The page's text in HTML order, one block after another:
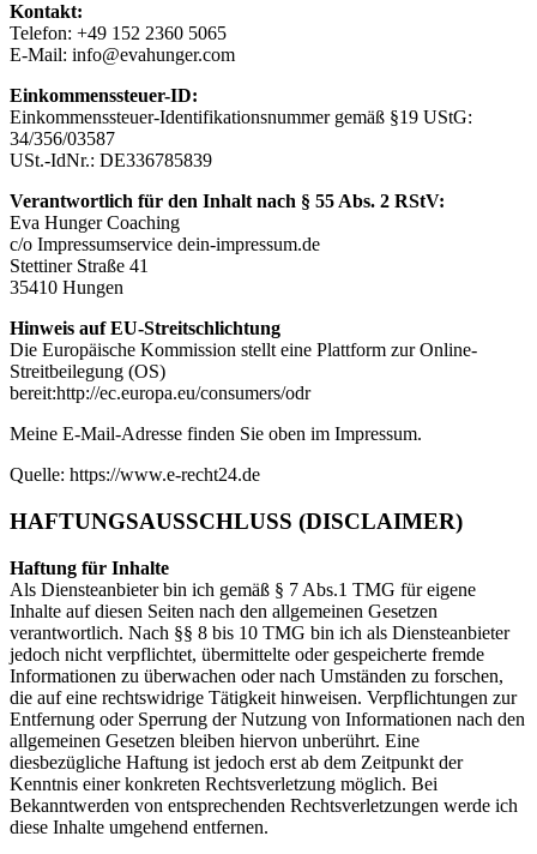
Kontakt:
Telefon: +49 152 2360 5065
E-Mail: info@evahunger.com
Einkommenssteuer-ID:
Einkommenssteuer-Identifikationsnummer gemäß §19 UStG:
34/356/03587
USt.-IdNr.: DE336785839
Verantwortlich für den Inhalt nach § 55 Abs. 2 RStV:
Eva Hunger Coaching
c/o Impressumservice dein-impressum.de
Stettiner Straße 41
35410 Hungen
Hinweis auf EU-Streitschlichtung
Die Europäische Kommission stellt eine Plattform zur Online-
Streitbeilegung (OS)
bereit:http://ec.europa.eu/consumers/odr
Meine E-Mail-Adresse finden Sie oben im Impressum.
Quelle: https://www.e-recht24.de
HAFTUNGS­AUSSCHLUSS (DISCLAIMER)
Haftung für Inhalte
Als Diensteanbieter bin ich gemäß § 7 Abs.1 TMG für eigene
Inhalte auf diesen Seiten nach den allgemeinen Gesetzen
verantwortlich. Nach §§ 8 bis 10 TMG bin ich als Diensteanbieter
jedoch nicht verpflichtet, übermittelte oder gespeicherte fremde
Informationen zu überwachen oder nach Umständen zu forschen,
die auf eine rechtswidrige Tätigkeit hinweisen. Verpflichtungen zur
Entfernung oder Sperrung der Nutzung von Informationen nach den
allgemeinen Gesetzen bleiben hiervon unberührt. Eine
diesbezügliche Haftung ist jedoch erst ab dem Zeitpunkt der
Kenntnis einer konkreten Rechtsverletzung möglich. Bei
Bekanntwerden von entsprechenden Rechtsverletzungen werde ich
diese Inhalte umgehend entfernen.